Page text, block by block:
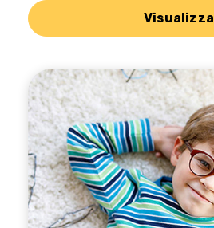
Visualizza